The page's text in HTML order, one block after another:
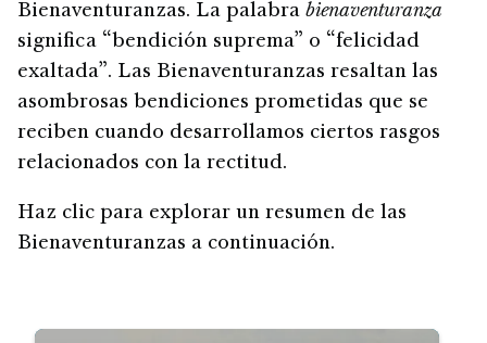
Bienaventuranzas. La palabra bienaventuranza
significa “bendición suprema” o “felicidad
exaltada”. Las Bienaventuranzas resaltan las
asombrosas bendiciones prometidas que se
reciben cuando desarrollamos ciertos rasgos
relacionados con la rectitud.
Haz clic para explorar un resumen de las
Bienaventuranzas a continuación.